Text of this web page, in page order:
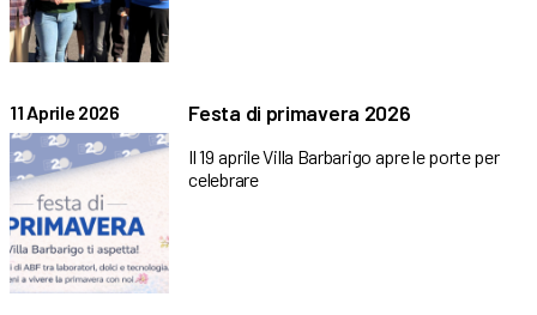
11 Aprile 2026 Festa di primavera 2026
Il 19 aprile Villa Barbarigo apre le porte per
celebrare